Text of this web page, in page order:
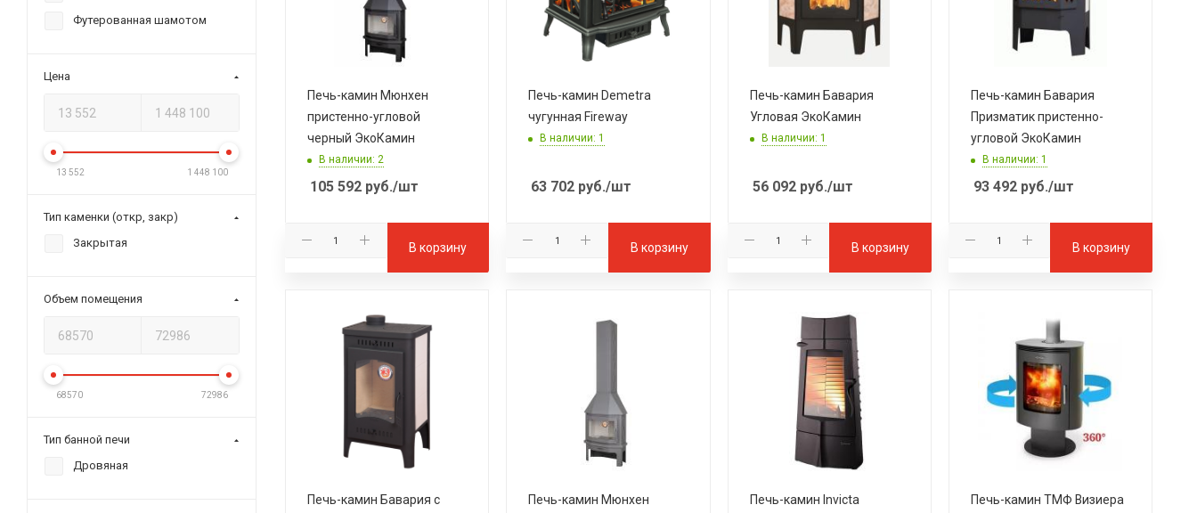
Печь-камин Мюнхен
пристенно-угловой
черный ЭкоКамин
В наличии: 2
105 592 руб./шт
В корзину
Печь-камин Demetra
чугунная Fireway
В наличии: 1
63 702 руб./шт
В корзину
Печь-камин Бавария
Угловая ЭкоКамин
В наличии: 1
56 092руб./шт
В корзину
Печь-камин Бавария
Призматик пристенно-
угловой ЭкоКамин
В наличии: 1
93 492руб./шт
В корзину
Печь-камин Бавария с
Печь-камин Мюнхен
Печь-камин Invicta
Печь-камин ТМФ Визиера
Футерованная шамотом
Цена
13 552 1 448 100
Тип каменки (откр, закр)
Закрытая
Объем помещения
68570 72986
Тип банной печи
Дровяная